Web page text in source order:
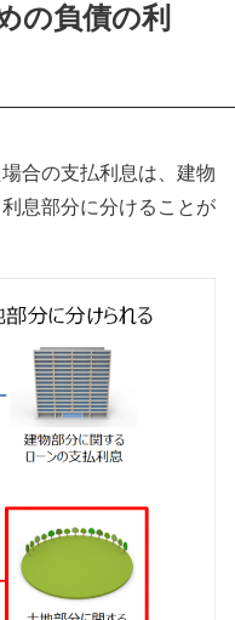
の負債の利
合の支払利息は、建物
息部分に分けることが